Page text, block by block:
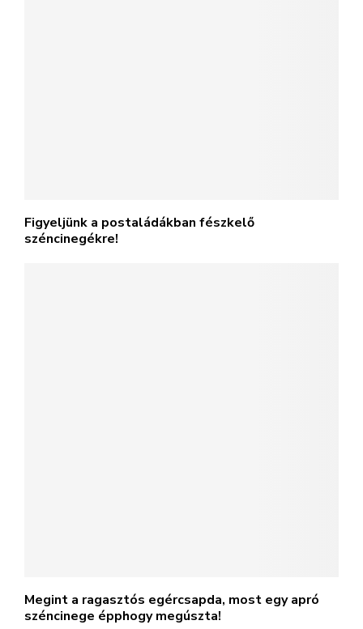
Figyeljünk a postaládákban fészkelő
széncinegékre!
Megint a ragasztós egércsapda, most egy apró
széncinege épphogy megúszta!